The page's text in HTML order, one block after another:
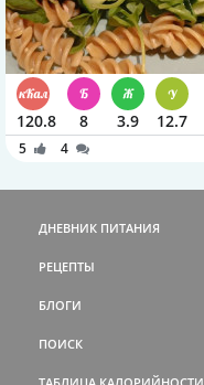
120.8 8 3.9 12.7
5 4
ДНЕВНИК ПИТАНИЯ
РЕЦЕПТЫ
БЛОГИ
ПОИСК